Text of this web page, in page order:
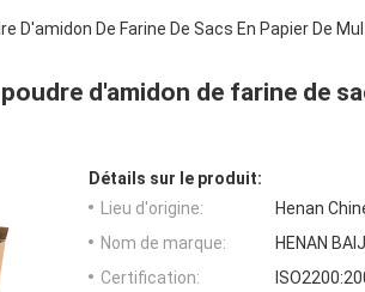
D'amidon De Farine De Sacs En Papier De
d'amidon de farine de
Détails sur le produit:
Lieu d'origine:
Henan
Nom de marque:
HENAN
Certification: